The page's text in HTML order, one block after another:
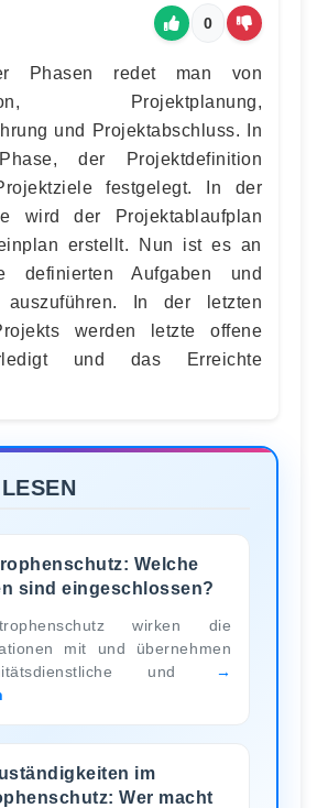
0
Phasen redet man von
Projektplanung,
und Projektabschluss. In
der Projektdefinition
festgelegt. In der
wird der Projektablaufplan
erstellt. Nun ist es an
Aufgaben und
auszuführen. In der letzten
werden letzte offene
und das Erreichte
Welche
sind eingeschlossen?
wirken die
mit und übernehmen
und
im
Wer macht